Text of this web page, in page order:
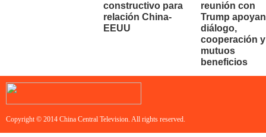
constructivo para
relación China-
EEUU
reunión con
Trump apoyan
diálogo,
cooperación y
mutuos
beneficios
Copyright © 2014 China Central Television. All rights reserved.